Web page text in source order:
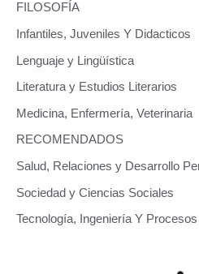
FILOSOFÍA
Infantiles, Juveniles Y Didacticos
Lenguaje y Lingüística
Literatura y Estudios Literarios
Medicina, Enfermería, Veterinaria
RECOMENDADOS
Salud, Relaciones y Desarrollo
Sociedad y Ciencias Sociales
Tecnología, Ingeniería Y